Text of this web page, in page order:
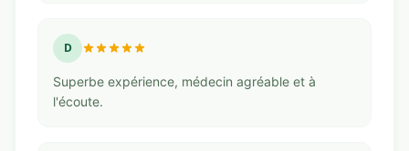
D
Superbe expérience, médecin agréable et à
l'écoute.